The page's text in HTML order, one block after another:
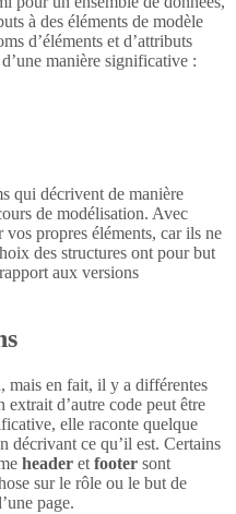
à des éléments de modèle
d’éléments et d’attributs
manière significative :
qui décrivent de manière
de modélisation. Avec
propres éléments, car ils ne
des structures ont pour but
aux versions
mais en fait, il y a différentes
d’autre code peut être
elle raconte quelque
décrivant ce qu’il est. Certains
header et footer sont
sur le rôle ou le but de
page.